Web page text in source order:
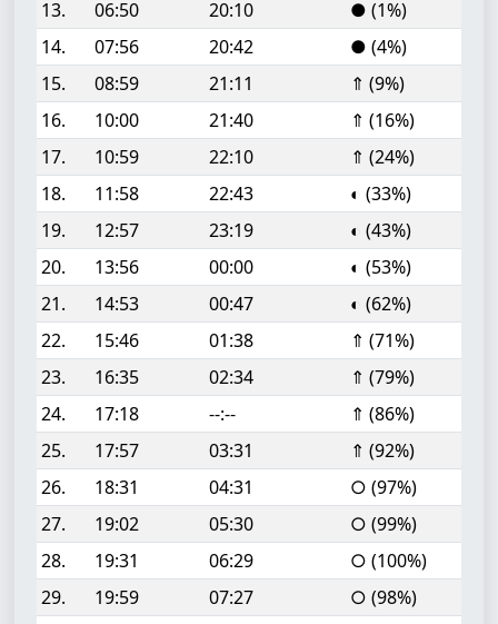
13.
06:50 20:10
● (1%)
14.
07:56 20:42
● (4%)
15.
08:59 21:11
⇑ (9%)
16.
10:00 21:40
⇑ (16%)
17.
10:59 22:10
⇑ (24%)
18.
11:58 22:43
◐ (33%)
19.
12:57 23:19
◐ (43%)
20.
13:56 00:00
◐ (53%)
21.
14:53 00:47
◐ (62%)
22.
15:46 01:38
⇑ (71%)
23.
16:35 02:34
⇑ (79%)
24.
17:18 --:--
⇑ (86%)
25.
17:57 03:31
⇑ (92%)
26.
18:31 04:31
○ (97%)
27.
19:02 05:30
○ (99%)
28.
19:31 06:29
○ (100%)
29.
19:59 07:27
○ (98%)